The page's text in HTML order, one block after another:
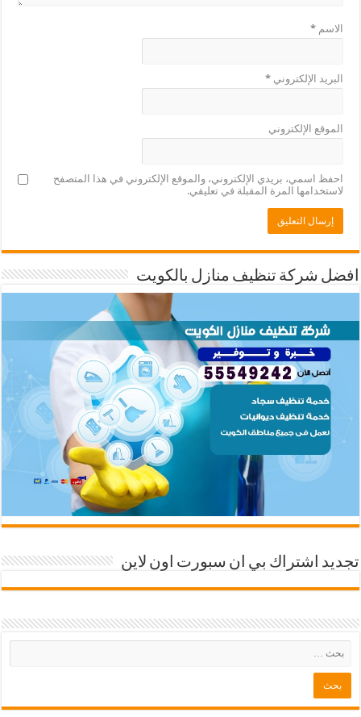
الاسم*
البريد الإلكتروني*
الموقع الإلكتروني
احفظ اسمي، بريدي الإلكتروني، والموقع الإلكتروني في هذا المتصفح
لاستخدامها المرة المقبلة في تعليقي.
افضل شركة تنظيف منازل بالكويت
تجديد اشتراك بي ان سبورت اون لاين